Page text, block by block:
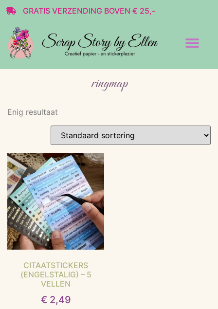
GRATIS VERZENDING BOVEN € 25,-
ringmap
Enig resultaat
CITAATSTICKERS
(ENGELSTALIG) – 5
VELLEN
€ 2,49